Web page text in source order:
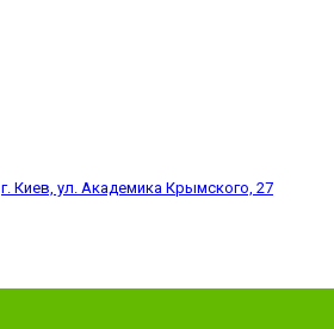
г. Киев, ул. Академика Крымского, 27